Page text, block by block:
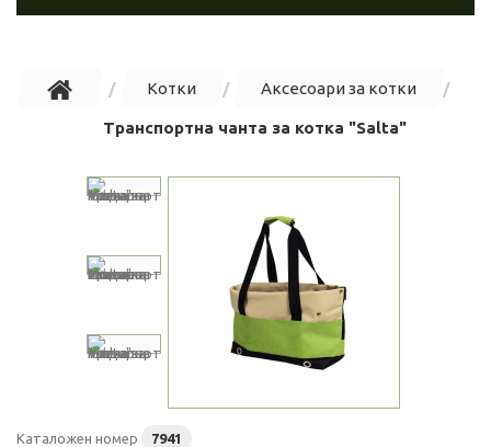
Котки Аксесоари за котки
Транспортна чанта за котка "Salta"
Каталожен номер 7941